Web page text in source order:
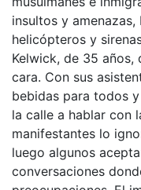
insultos y
helicópteros y
Kelwick, de 35
cara. Con sus
bebidas para todos
la calle a hablar con
manifestantes lo
luego algunos
conversaciones